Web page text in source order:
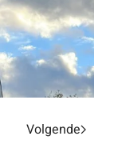
Volgende